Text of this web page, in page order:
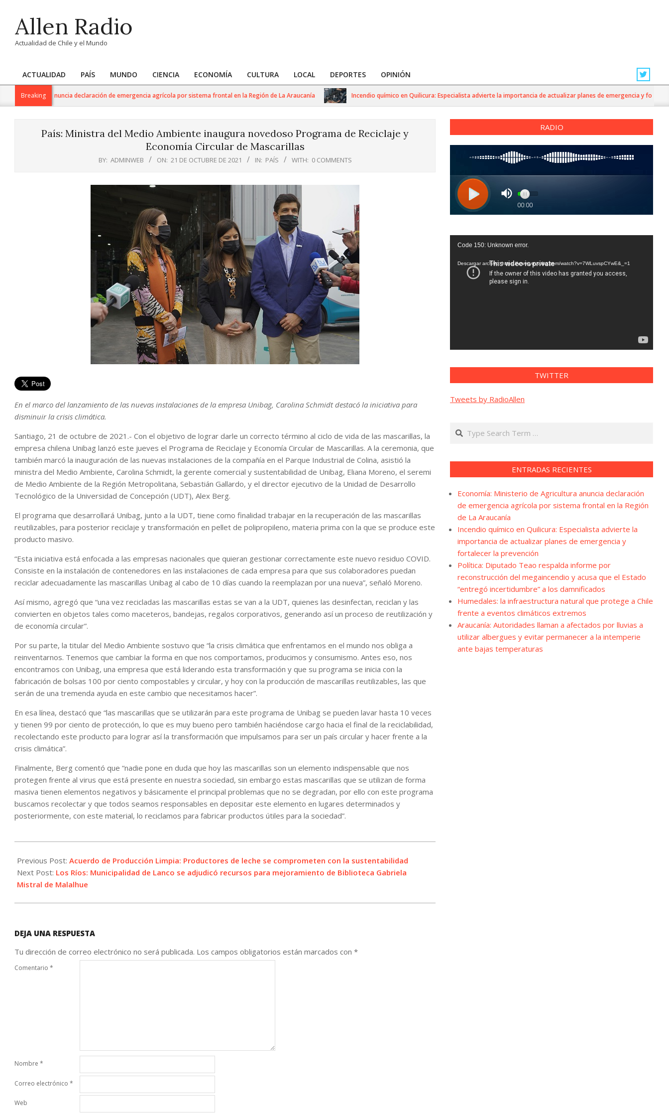
contentAllen Radio
Actualidad de Chile y el Mundo
Primary
Navigation
ACTUALIDAD PAÍS MUNDO CIENCIA ECONOMÍA CULTURA LOCAL DEPORTES OPINIÓN
Breaking
Agricultura anuncia declaración de emergencia agrícola por sistema frontal en la Región de La Araucanía Incendio químico en Quilicura: Especialista advierte la importancia de actualizar planes de emergencia y fortalecer
País: Ministra del Medio Ambiente inaugura novedoso Programa de Reciclaje y
Economía Circular de Mascarillas
BY: ADMINWEB ON: 21 DE OCTUBRE DE 2021 IN: PAÍS WITH: 0 COMMENTS
En el marco del lanzamiento de las nuevas instalaciones de la empresa Unibag, Carolina Schmidt destacó la iniciativa para
disminuir la crisis climática.
Santiago, 21 de octubre de 2021.- Con el objetivo de lograr darle un correcto término al ciclo de vida de las mascarillas, la
empresa chilena Unibag lanzó este jueves el Programa de Reciclaje y Economía Circular de Mascarillas. A la ceremonia, que
también marcó la inauguración de las nuevas instalaciones de la compañía en el Parque Industrial de Colina, asistió la
ministra del Medio Ambiente, Carolina Schmidt, la gerente comercial y sustentabilidad de Unibag, Eliana Moreno, el seremi
de Medio Ambiente de la Región Metropolitana, Sebastián Gallardo, y el director ejecutivo de la Unidad de Desarrollo
Tecnológico de la Universidad de Concepción (UDT), Alex Berg.
El programa que desarrollará Unibag, junto a la UDT, tiene como finalidad trabajar en la recuperación de las mascarillas
reutilizables, para posterior reciclaje y transformación en pellet de polipropileno, materia prima con la que se produce este
producto masivo.
“Esta iniciativa está enfocada a las empresas nacionales que quieran gestionar correctamente este nuevo residuo COVID.
Consiste en la instalación de contenedores en las instalaciones de cada empresa para que sus colaboradores puedan
reciclar adecuadamente las mascarillas Unibag al cabo de 10 días cuando la reemplazan por una nueva”, señaló Moreno.
Así mismo, agregó que “una vez recicladas las mascarillas estas se van a la UDT, quienes las desinfectan, reciclan y las
convierten en objetos tales como maceteros, bandejas, regalos corporativos, generando así un proceso de reutilización y
de economía circular”.
Por su parte, la titular del Medio Ambiente sostuvo que “la crisis climática que enfrentamos en el mundo nos obliga a
reinventarnos. Tenemos que cambiar la forma en que nos comportamos, producimos y consumismo. Antes eso, nos
encontramos con Unibag, una empresa que está liderando esta transformación y que su programa se inicia con la
fabricación de bolsas 100 por ciento compostables y circular, y hoy con la producción de mascarillas reutilizables, las que
serán de una tremenda ayuda en este cambio que necesitamos hacer”.
En esa línea, destacó que “las mascarillas que se utilizarán para este programa de Unibag se pueden lavar hasta 10 veces
y tienen 99 por ciento de protección, lo que es muy bueno pero también haciéndose cargo hacia el final de la reciclabilidad,
recolectando este producto para lograr así la transformación que impulsamos para ser un país circular y hacer frente a la
crisis climática”.
Finalmente, Berg comentó que “nadie pone en duda que hoy las mascarillas son un elemento indispensable que nos
protegen frente al virus que está presente en nuestra sociedad, sin embargo estas mascarillas que se utilizan de forma
masiva tienen elementos negativos y básicamente el principal problemas que no se degradan, por ello con este programa
buscamos recolectar y que todos seamos responsables en depositar este elemento en lugares determinados y
posteriormente, con este material, lo reciclamos para fabricar productos útiles para la sociedad”.
10-
21
Previous Post: Acuerdo de Producción Limpia: Productores de leche se comprometen con la sustentabilidad
Next Post: Los Ríos: Municipalidad de Lanco se adjudicó recursos para mejoramiento de Biblioteca Gabriela
Mistral de Malalhue
DEJA UNA RESPUESTA
Tu dirección de correo electrónico no será publicada. Los campos obligatorios están marcados con *
Comentario *
Nombre *
Correo electrónico *
Web
RADIO
Reproductor
vídeo
Code 150: Unknown error.
Descargar archivo: https://www.youtube.com/watch?v=7WLuvspCYwE&_=1
TWITTER
Tweets by RadioAllen
Search
ENTRADAS RECIENTES
Economía: Ministerio de Agricultura anuncia declaración
de emergencia agrícola por sistema frontal en la Región
de La Araucanía
Incendio químico en Quilicura: Especialista advierte la
importancia de actualizar planes de emergencia y
fortalecer la prevención
Política: Diputado Teao respalda informe por
reconstrucción del megaincendio y acusa que el Estado
“entregó incertidumbre” a los damnificados
Humedales: la infraestructura natural que protege a Chile
frente a eventos climáticos extremos
Araucanía: Autoridades llaman a afectados por lluvias a
utilizar albergues y evitar permanecer a la intemperie
ante bajas temperaturas